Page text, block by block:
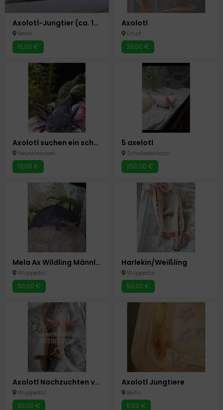
Axolotl-Jungtier (ca. 10 Monate) in schöner olivgrüner Färbung abzugeben
Berlin
15,00 €
Axolotl
Erfurt
20,00 €
Axolotl suchen ein schönes Zuhause
Neunkhausen
10,00 €
5 axelotl
Schallodenbach
250,00 €
Mela Ax Wildling Männlich
Wuppertal
50,00 €
Harlekin/Weißling
Wuppertal
50,00 €
Axolotl Nachzuchten verschiedene Farben
Wuppertal
30,00 €
Axolotl Jungtiere
Berlin
5,00 €